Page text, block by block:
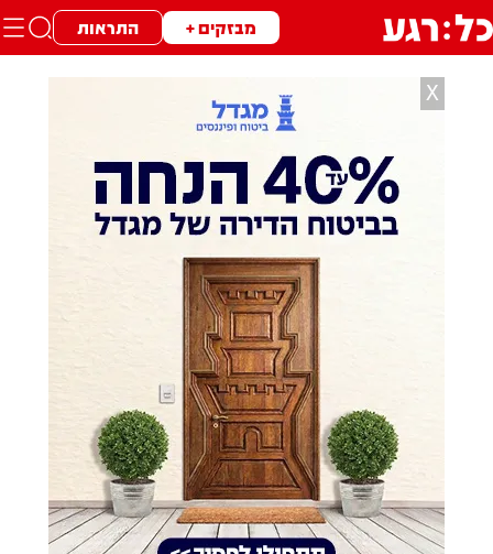
מבזקים + התראות
X